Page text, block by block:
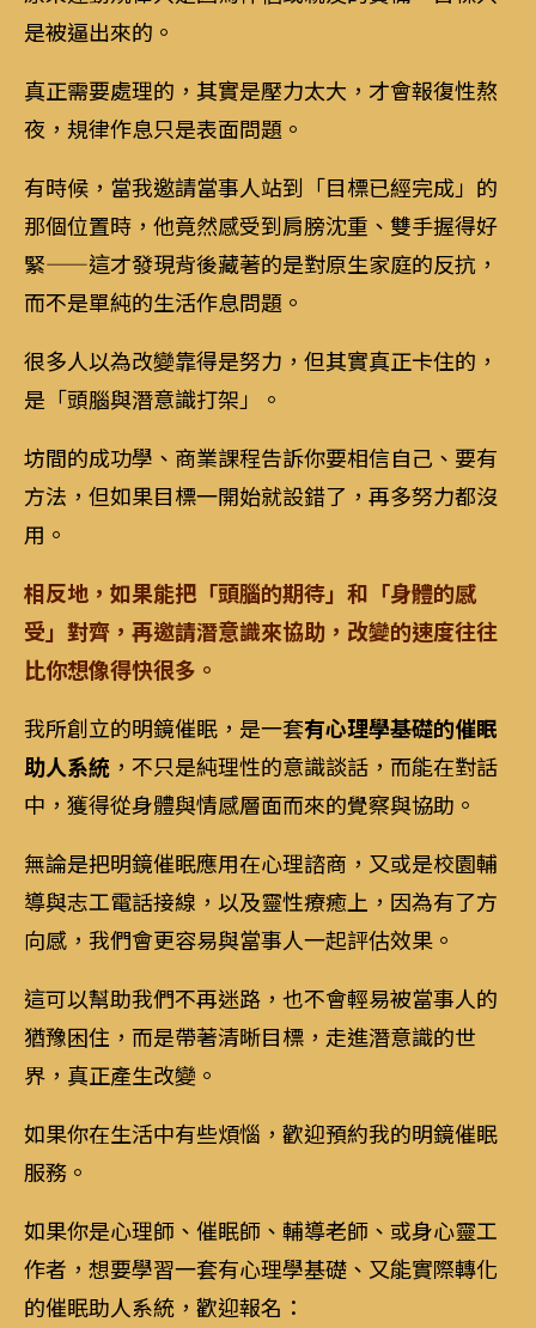
是被逼出來的。
真正需要處理的，其實是壓力太大，才會報復性熬
夜，規律作息只是表面問題。
有時候，當我邀請當事人站到「目標已經完成」的
那個位置時，他竟然感受到肩膀沈重、雙手握得好
緊——這才發現背後藏著的是對原生家庭的反抗，
而不是單純的生活作息問題。
很多人以為改變靠得是努力，但其實真正卡住的，
是「頭腦與潛意識打架」。
坊間的成功學、商業課程告訴你要相信自己、要有
方法，但如果目標一開始就設錯了，再多努力都沒
用。
相反地，如果能把「頭腦的期待」和「身體的感
受」對齊，再邀請潛意識來協助，改變的速度往往
比你想像得快很多。
我所創立的明鏡催眠，是一套有心理學基礎的催眠
助人系統 ，不只是純理性的意識談話，而能在對話
中，獲得從身體與情感層面而來的覺察與協助。
無論是把明鏡催眠應用在心理諮商，又或是校園輔
導與志工電話接線，以及靈性療癒上，因為有了方
向感，我們會更容易與當事人一起評估效果。
這可以幫助我們不再迷路，也不會輕易被當事人的
猶豫困住，而是帶著清晰目標，走進潛意識的世
界，真正產生改變。
如果你在生活中有些煩惱，歡迎預約我的明鏡催眠
服務。
如果你是心理師、催眠師、輔導老師、或身心靈工
作者，想要學習一套有心理學基礎、又能實際轉化
的催眠助人系統，歡迎報名：